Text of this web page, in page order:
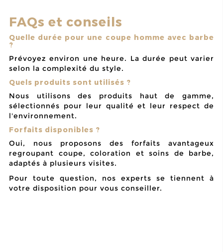
FAQs et conseils
Quelle durée pour une coupe homme avec barbe
?
Prévoyez environ une heure. La durée peut varier
selon la complexité du style.
Quels produits sont utilisés ?
Nous utilisons des produits haut de gamme,
sélectionnés pour leur qualité et leur respect de
l'environnement.
Forfaits disponibles ?
Oui, nous proposons des forfaits avantageux
regroupant coupe, coloration et soins de barbe,
adaptés à plusieurs visites.
Pour toute question, nos experts se tiennent à
votre disposition pour vous conseiller.